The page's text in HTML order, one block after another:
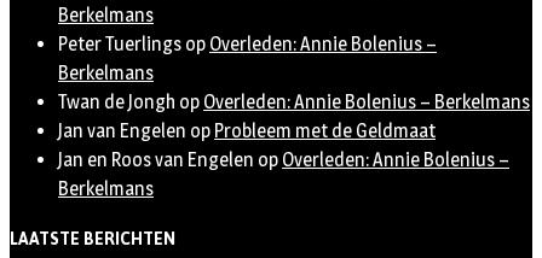
Berkelmans
Peter Tuerlings op Overleden: Annie Bolenius –
Berkelmans
Twan de Jongh op Overleden: Annie Bolenius – Berkelmans
Jan van Engelen op Probleem met de Geldmaat
Jan en Roos van Engelen op Overleden: Annie Bolenius –
Berkelmans
LAATSTE BERICHTEN